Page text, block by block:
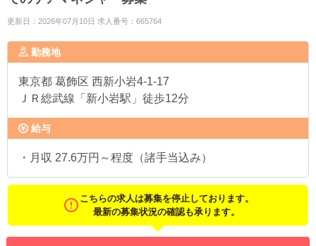
更新日：2026年07月10日 求人番号：665764
勤務地
東京都 葛飾区 西新小岩4-1-17
ＪＲ総武線「新小岩駅」徒歩12分
給与
・月収 27.6万円～程度（諸手当込み）
こちらの求人は募集を停止しております。
最新の募集状況の確認も承ります。